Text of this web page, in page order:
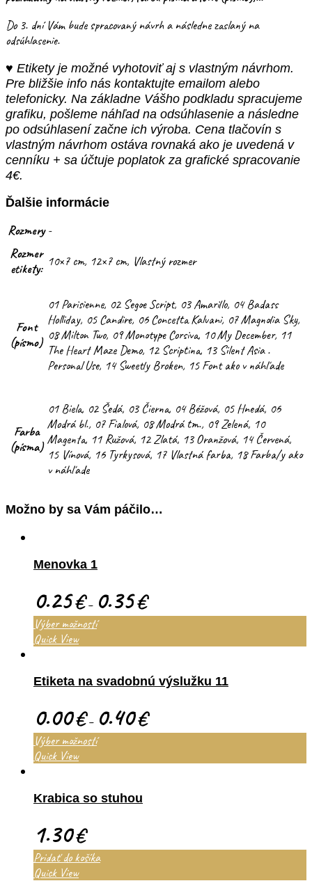
Do 3. dní Vám bude spracovaný návrh a následne zaslaný na
odsúhlasenie.
♥ Etikety je možné vyhotoviť aj s vlastným návrhom.
Pre bližšie info nás kontaktujte emailom alebo
telefonicky. Na základne Vášho podkladu spracujeme
grafiku, pošleme náhľad na odsúhlasenie a následne
po odsúhlasení začne ich výroba. Cena tlačovín s
vlastným návrhom ostáva rovnaká ako je uvedená v
cenníku + sa účtuje poplatok za grafické spracovanie
4€.
Ďalšie informácie
Rozmery -
Rozmer
etikety: 10×7 cm, 12×7 cm, Vlastný rozmer
Font
(písmo)
01 Parisienne, 02 Segoe Script, 03 Amarillo, 04 Badass
Holliday, 05 Candire, 06 Concetta Kalvani, 07 Magnolia Sky,
08 Milton Two, 09 Monotype Corsiva, 10 My December, 11
The Heart Maze Demo, 12 Scriptina, 13 Silent Asia .
Personal Use, 14 Sweetly Broken, 15 Font ako v náhľade
Farba
(písma)
01 Biela, 02 Šedá, 03 Čierna, 04 Béžová, 05 Hnedá, 06
Modrá bl., 07 Fialová, 08 Modrá tm., 09 Zelená, 10
Magenta, 11 Ružová, 12 Zlatá, 13 Oranžová, 14 Červená,
15 Vínová, 16 Tyrkysová, 17 Vlastná farba, 18 Farba/y ako
v náhľade
Možno by sa Vám páčilo…
Menovka 1
0.25€– 0.35€
Výber možností
Quick View
Etiketa na svadobnú výslužku 11
0.00€– 0.40€
Výber možností
Quick View
Krabica so stuhou
1.30€
Pridať do košíka
Quick View